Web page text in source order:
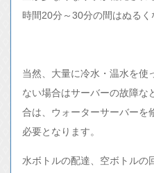
時間20分～30分の間はぬるく
当然、大量に冷水・温水を使
ない場合はサーバーの故障な
合は、ウォーターサーバーを
必要となります。
水ボトルの配達、空ボトルの